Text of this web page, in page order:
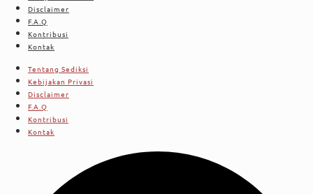
Disclaimer
F.A.Q
Kontribusi
Kontak
Tentang Sediksi
Kebijakan Privasi
Disclaimer
F.A.Q
Kontribusi
Kontak